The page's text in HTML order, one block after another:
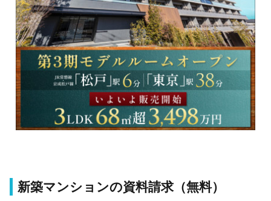
新築マンションの資料請求（無料）